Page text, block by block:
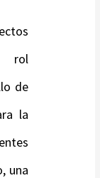
rol
de
la
una